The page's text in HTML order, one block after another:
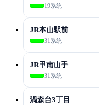
19系統
JR本山駅前
31系統
JR甲南山手
31系統
渦森台3丁目